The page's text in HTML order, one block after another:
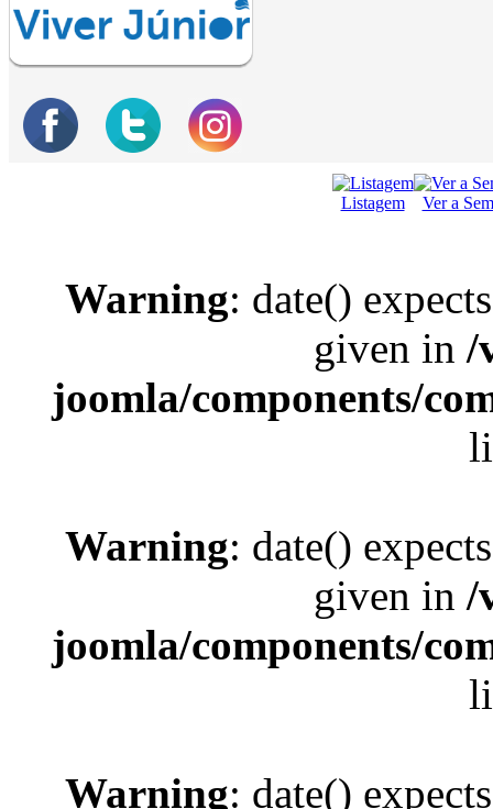
Listagem Ver a
Warning: date()
given in /
joomla/components/
Warning: date()
given in /
joomla/components/
Warning: date()